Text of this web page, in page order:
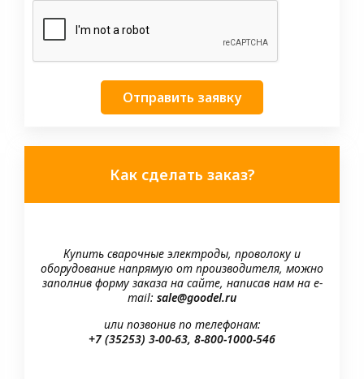
Отправить заявку
Как сделать заказ?
Купить сварочные электроды, проволоку и
оборудование напрямую от производителя, можно
заполнив форму заказа на сайте, написав нам на e-
mail: sale@goodel.ru
или позвонив по телефонам:
+7 (35253) 3-00-63, 8-800-1000-546